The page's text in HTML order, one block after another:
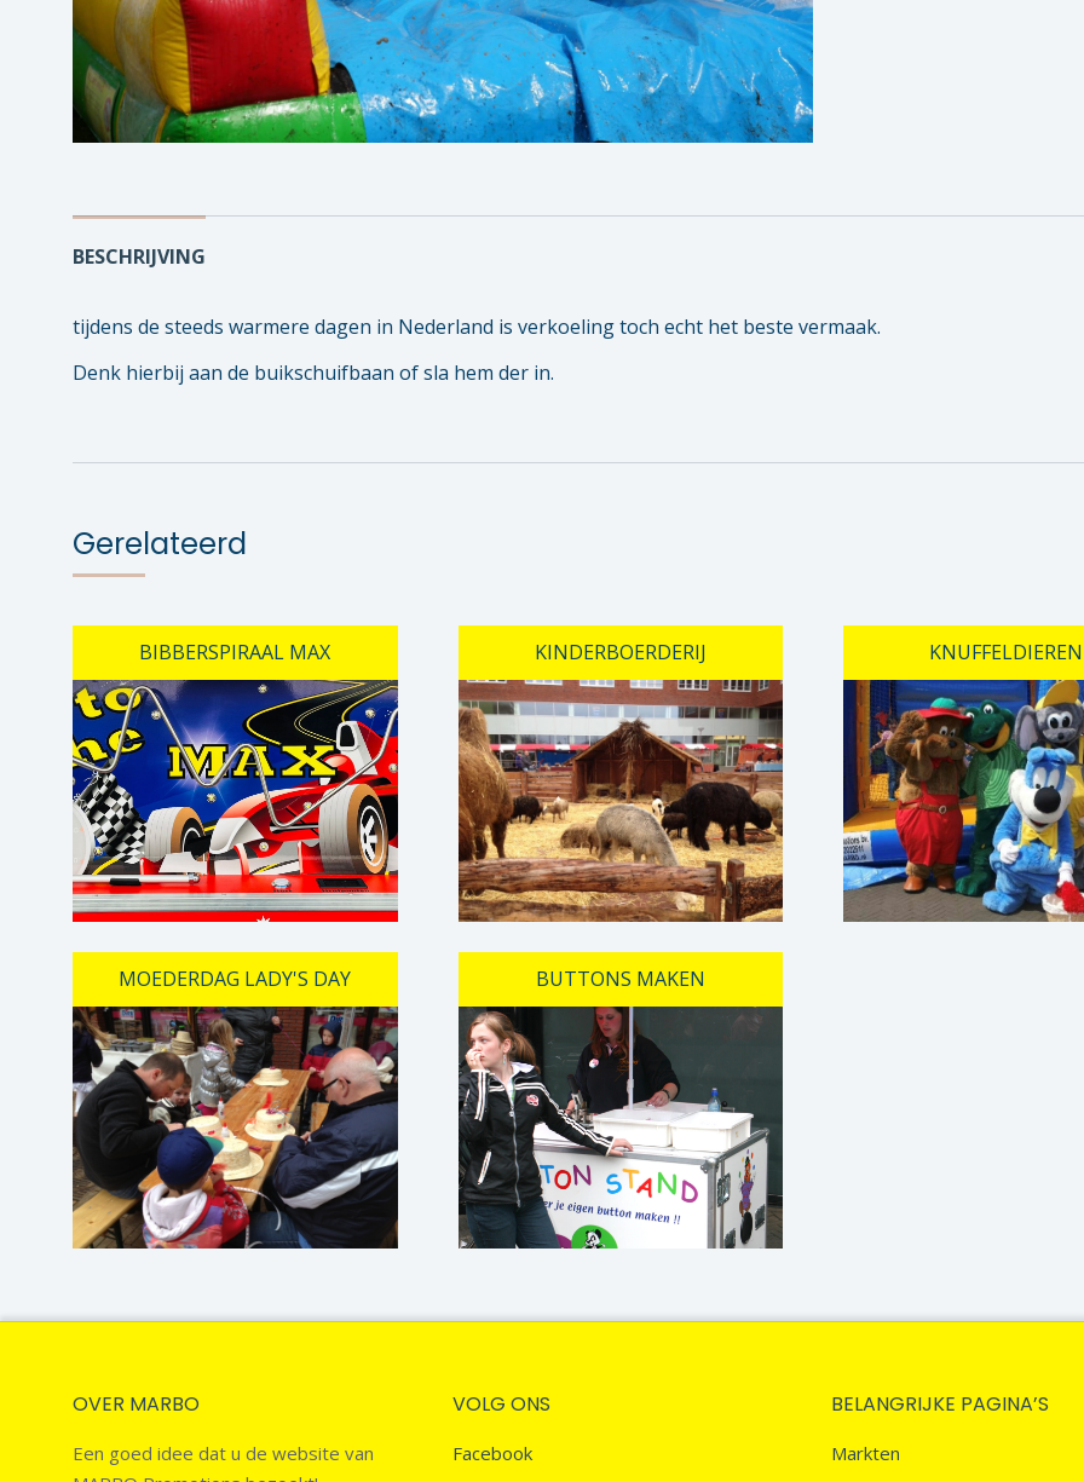
BESCHRIJVING
tijdens de steeds warmere dagen in Nederland is verkoeling toch echt het beste vermaak.
Denk hierbij aan de buikschuifbaan of sla hem der in.
Gerelateerd
BIBBERSPIRAAL MAX KINDERBOERDERIJ KNUFFELDIEREN
MOEDERDAG LADY'S DAY BUTTONS MAKEN
OVER MARBO
Een goed idee dat u de website van
VOLG ONS
Facebook
BELANGRIJKE PAGINA’S
Markten